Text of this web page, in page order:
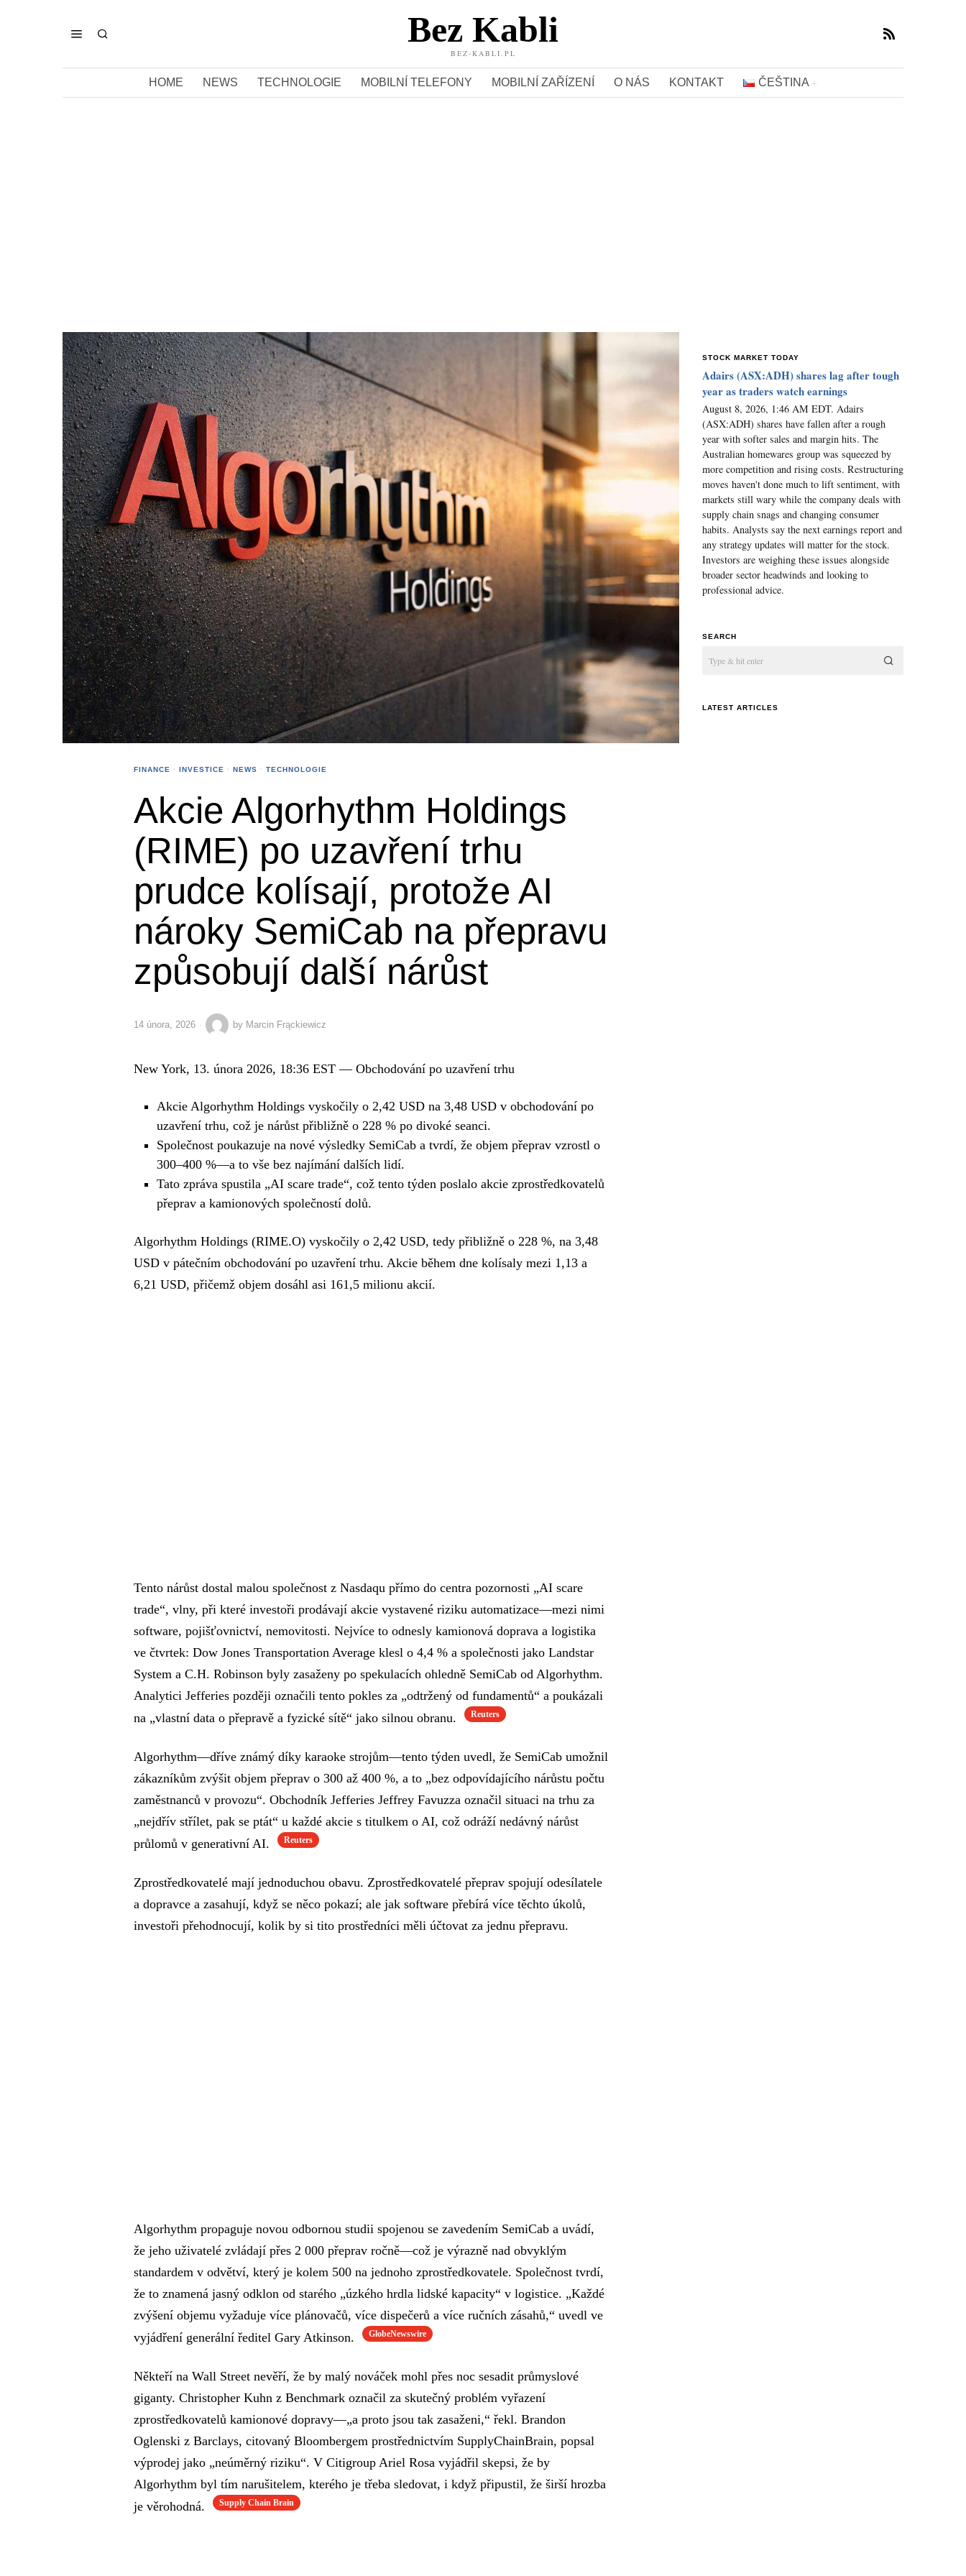
Bez Kabli
BEZ-KABLI.PL
HOME NEWS TECHNOLOGIE MOBILNÍ TELEFONY MOBILNÍ ZAŘÍZENÍ O NÁS KONTAKT ČEŠTINA
FINANCE · INVESTICE · NEWS · TECHNOLOGIE
Akcie Algorhythm Holdings
(RIME) po uzavření trhu
prudce kolísají, protože AI
nároky SemiCab na přepravu
způsobují další nárůst
14 února, 2026 by Marcin Frąckiewicz
New York, 13. února 2026, 18:36 EST — Obchodování po uzavření trhu
Akcie Algorhythm Holdings vyskočily o 2,42 USD na 3,48 USD v obchodování po
uzavření trhu, což je nárůst přibližně o 228 % po divoké seanci.
Společnost poukazuje na nové výsledky SemiCab a tvrdí, že objem přeprav vzrostl o
300–400 %—a to vše bez najímání dalších lidí.
Tato zpráva spustila „AI scare trade“, což tento týden poslalo akcie zprostředkovatelů
přeprav a kamionových společností dolů.
Algorhythm Holdings (RIME.O) vyskočily o 2,42 USD, tedy přibližně o 228 %, na 3,48
USD v pátečním obchodování po uzavření trhu. Akcie během dne kolísaly mezi 1,13 a
6,21 USD, přičemž objem dosáhl asi 161,5 milionu akcií.
Tento nárůst dostal malou společnost z Nasdaqu přímo do centra pozornosti „AI scare
trade“, vlny, při které investoři prodávají akcie vystavené riziku automatizace—mezi nimi
software, pojišťovnictví, nemovitosti. Nejvíce to odnesly kamionová doprava a logistika
ve čtvrtek: Dow Jones Transportation Average klesl o 4,4 % a společnosti jako Landstar
System a C.H. Robinson byly zasaženy po spekulacích ohledně SemiCab od Algorhythm.
Analytici Jefferies později označili tento pokles za „odtržený od fundamentů“ a poukázali
na „vlastní data o přepravě a fyzické sítě“ jako silnou obranu.
Reuters
Algorhythm—dříve známý díky karaoke strojům—tento týden uvedl, že SemiCab umožnil
zákazníkům zvýšit objem přeprav o 300 až 400 %, a to „bez odpovídajícího nárůstu počtu
zaměstnanců v provozu“. Obchodník Jefferies Jeffrey Favuzza označil situaci na trhu za
„nejdřív střílet, pak se ptát“ u každé akcie s titulkem o AI, což odráží nedávný nárůst
průlomů v generativní AI.
Reuters
Zprostředkovatelé mají jednoduchou obavu. Zprostředkovatelé přeprav spojují odesílatele
a dopravce a zasahují, když se něco pokazí; ale jak software přebírá více těchto úkolů,
investoři přehodnocují, kolik by si tito prostředníci měli účtovat za jednu přepravu.
Algorhythm propaguje novou odbornou studii spojenou se zavedením SemiCab a uvádí,
že jeho uživatelé zvládají přes 2 000 přeprav ročně—což je výrazně nad obvyklým
standardem v odvětví, který je kolem 500 na jednoho zprostředkovatele. Společnost tvrdí,
že to znamená jasný odklon od starého „úzkého hrdla lidské kapacity“ v logistice. „Každé
zvýšení objemu vyžaduje více plánovačů, více dispečerů a více ručních zásahů,“ uvedl ve
vyjádření generální ředitel Gary Atkinson.
GlobeNewswire
Někteří na Wall Street nevěří, že by malý nováček mohl přes noc sesadit průmyslové
giganty. Christopher Kuhn z Benchmark označil za skutečný problém vyřazení
zprostředkovatelů kamionové dopravy—„a proto jsou tak zasaženi,“ řekl. Brandon
Oglenski z Barclays, citovaný Bloombergem prostřednictvím SupplyChainBrain, popsal
výprodej jako „neúměrný riziku“. V Citigroup Ariel Rosa vyjádřil skepsi, že by
Algorhythm byl tím narušitelem, kterého je třeba sledovat, i když připustil, že širší hrozba
je věrohodná.
Supply Chain Brain
STOCK MARKET TODAY
Adairs (ASX:ADH) shares lag after tough
year as traders watch earnings
August 8, 2026, 1:46 AM EDT. Adairs
(ASX:ADH) shares have fallen after a rough
year with softer sales and margin hits. The
Australian homewares group was squeezed by
more competition and rising costs. Restructuring
moves haven't done much to lift sentiment, with
markets still wary while the company deals with
supply chain snags and changing consumer
habits. Analysts say the next earnings report and
any strategy updates will matter for the stock.
Investors are weighing these issues alongside
broader sector headwinds and looking to
professional advice.
SEARCH
LATEST ARTICLES